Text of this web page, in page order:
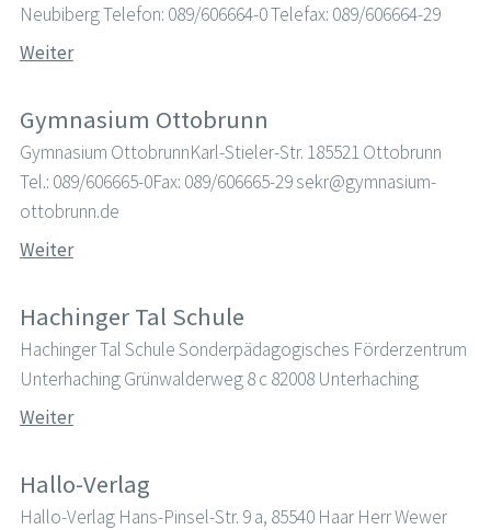
Neubiberg Telefon: 089/606664-0 Telefax: 089/606664-29
Weiter
Gymnasium Ottobrunn
Gymnasium OttobrunnKarl-Stieler-Str. 185521 Ottobrunn
Tel.: 089/606665-0Fax: 089/606665-29 sekr@gymnasium-
ottobrunn.de
Weiter
Hachinger Tal Schule
Hachinger Tal Schule Sonderpädagogisches Förderzentrum
Unterhaching Grünwalderweg 8 c 82008 Unterhaching
Weiter
Hallo-Verlag
Hallo-Verlag Hans-Pinsel-Str. 9 a, 85540 Haar Herr Wewer